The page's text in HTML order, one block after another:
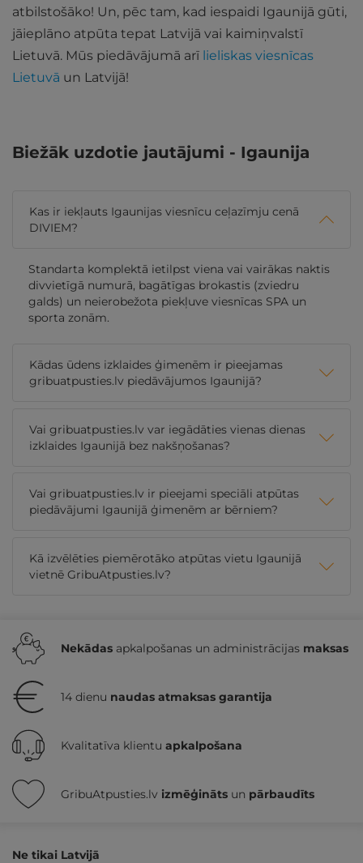
atbilstošāko! Un, pēc tam, kad iespaidi Igaunijā gūti,
jāieplāno atpūta tepat Latvijā vai kaimiņvalstī
Lietuvā. Mūs piedāvājumā arī lieliskas viesnīcas
Lietuvā un Latvijā!
Biežāk uzdotie jautājumi - Igaunija
Kas ir iekļauts Igaunijas viesnīcu ceļazīmju cenā
DIVIEM?
Standarta komplektā ietilpst viena vai vairākas naktis
divvietīgā numurā, bagātīgas brokastis (zviedru
galds) un neierobežota piekļuve viesnīcas SPA un
sporta zonām.
Kādas ūdens izklaides ģimenēm ir pieejamas
gribuatpusties.lv piedāvājumos Igaunijā?
Vai gribuatpusties.lv var iegādāties vienas dienas
izklaides Igaunijā bez nakšņošanas?
Vai gribuatpusties.lv ir pieejami speciāli atpūtas
piedāvājumi Igaunijā ģimenēm ar bērniem?
Kā izvēlēties piemērotāko atpūtas vietu Igaunijā
vietnē GribuAtpusties.lv?
Nekādas apkalpošanas un administrācijas maksas
14 dienu naudas atmaksas garantija
Kvalitatīva klientu apkalpošana
GribuAtpusties.lv izmēģināts un pārbaudīts
Ne tikai Latvijā